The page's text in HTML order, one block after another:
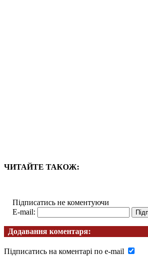
ЧИТАЙТЕ ТАКОЖ:
Підписатись не коментуючи
E-mail:
Додавання коментаря:
Підписатись на коментарі по e-mail